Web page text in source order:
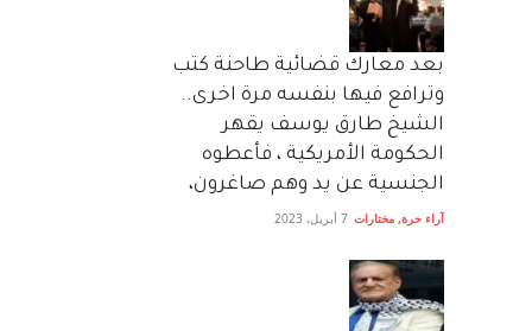
بعد معارك قضائية طاحنة كتب
وترافع فيها بنفسه مرة اخرى..
الشيخ طارق يوسف يقهر
الحكومة الأمريكية ، فأعطوه
الجنسية عن يد وهم صاغرون،
آراء حرة, مختارات 7 أبريل، 2023